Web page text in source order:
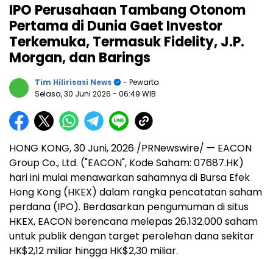
IPO Perusahaan Tambang Otonom
Pertama di Dunia Gaet Investor
Terkemuka, Termasuk Fidelity, J.P.
Morgan, dan Barings
Tim Hilirisasi News
- Pewarta
Selasa, 30 Juni 2026 - 06:49 WIB
HONG KONG,30 Juni, 2026 /PRNewswire/ — EACON
Group Co., Ltd. ("EACON", Kode Saham: 07687.HK)
hari ini mulai menawarkan sahamnya di Bursa Efek
Hong Kong (HKEX) dalam rangka pencatatan saham
perdana (IPO). Berdasarkan pengumuman di situs
HKEX, EACON berencana melepas 26.132.000 saham
untuk publik dengan target perolehan dana sekitar
HK$2,12 miliar hingga HK$2,30 miliar.